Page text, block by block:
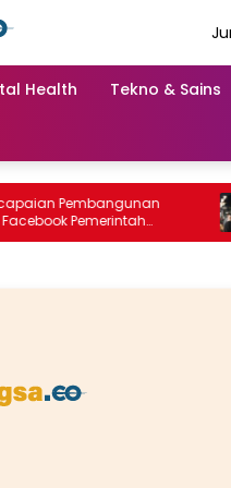
Health Tekno & Sains
Pembangunan
Pemerintah
“Dirujak” Warganet